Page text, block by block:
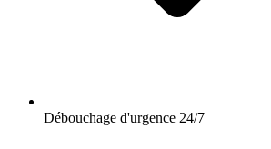
Débouchage d'urgence 24/7